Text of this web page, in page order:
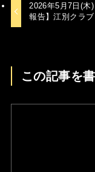
2026年5月7日(木
報告】江別クラブ
この記事を